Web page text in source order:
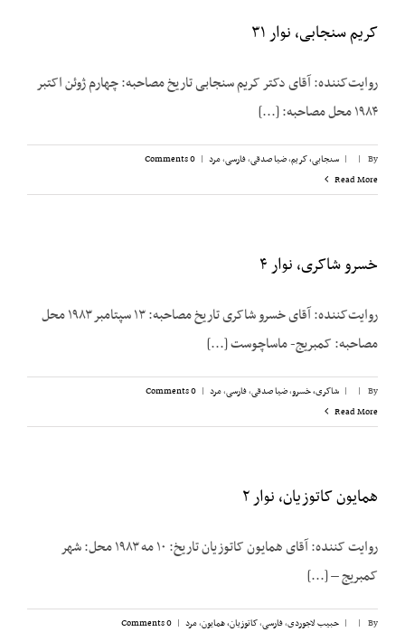
کریم سنجابی، نوار ۳۱
روایت‌‌کننده: آقای دکتر کریم سنجابی تاریخ مصاحبه: چهارم ژوئن اکتبر
۱۹۸۴ محل مصاحبه: [...]
By
|
| سنجابی، کریم,ضیا صدقی,فارسی,مرد |
0 Comments
Read More
خسرو شاکری، نوار ۴
روایت‌کننده: آقای خسرو شاکری تاریخ مصاحبه: ۱۳ سپتامبر ۱۹۸۳ محل
مصاحبه: کمبریج- ماساچوست [...]
By
|
| شاکری، خسرو,ضیا صدقی,فارسی,مرد |
0 Comments
Read More
همایون کاتوزیان، نوار ۲
روایت کننده: آقای همایون کاتوزیان تاریخ: ۱۰ مه ۱۹۸۳ محل: شهر
کمبریج – [...]
By
|
| حبیب لاجوردی,فارسی,کاتوزیان، همایون,مرد |
0 Comments